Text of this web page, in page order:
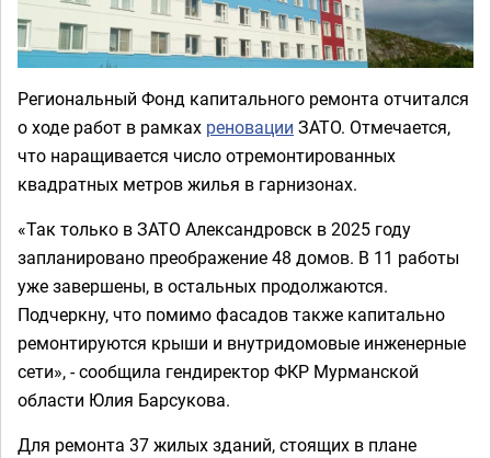
Региональный Фонд капитального ремонта отчитался
о ходе работ в рамках реновации ЗАТО. Отмечается,
что наращивается число отремонтированных
квадратных метров жилья в гарнизонах.
«Так только в ЗАТО Александровск в 2025 году
запланировано преображение 48 домов. В 11 работы
уже завершены, в остальных продолжаются.
Подчеркну, что помимо фасадов также капитально
ремонтируются крыши и внутридомовые инженерные
сети», - сообщила гендиректор ФКР Мурманской
области Юлия Барсукова.
Для ремонта 37 жилых зданий, стоящих в плане